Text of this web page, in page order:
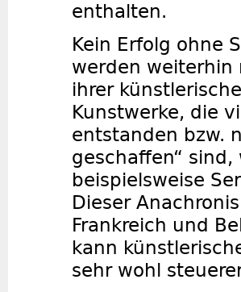
enthalten.
Kein Erfolg ohne
werden
ihrer
Kunstwerke, die
entstanden bzw.
geschaffen“
beispielsweise
Dieser
Frankreich und
kann
sehr wohl